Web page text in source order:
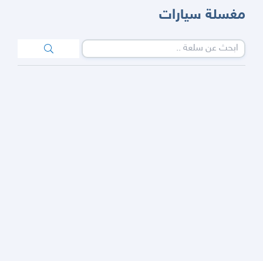
مغسلة سيارات